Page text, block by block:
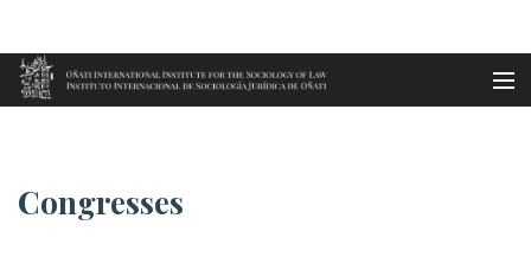
Aller au contenu principal
Accueil Congresses
Congresses